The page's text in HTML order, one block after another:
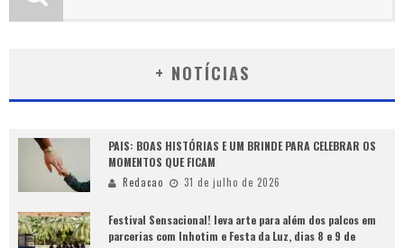
+ NOTÍCIAS
PAIS: BOAS HISTÓRIAS E UM BRINDE PARA CELEBRAR OS
MOMENTOS QUE FICAM
Redacao 31 de julho de 2026
Festival Sensacional! leva arte para além dos palcos em
parcerias com Inhotim e Festa da Luz, dias 8 e 9 de